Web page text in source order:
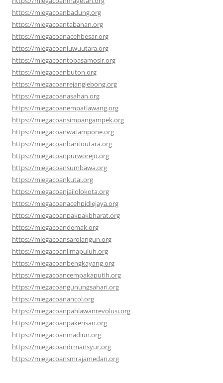
https://miegacoanbadung.org
https://miegacoantabanan.org
https://miegacoanacehbesar.org
https://miegacoanluwuutara.org
https://miegacoantobasamosir.org
https://miegacoanbuton.org
https://miegacoanrejanglebong.org
https://miegacoanasahan.org
https://miegacoanempatlawang.org
https://miegacoansimpangampek.org
https://miegacoanwatampone.org
https://miegacoanbaritoutara.org
https://miegacoanpurworejo.org
https://miegacoansumbawa.org
https://miegacoankutai.org
https://miegacoanjailolokota.org
https://miegacoanacehpidiejaya.org
https://miegacoanpakpakbharat.org
https://miegacoandemak.org
https://miegacoansarolangun.org
https://miegacoanlimapuluh.org
https://miegacoanbengkayang.org
https://miegacoancempakaputih.org
https://miegacoangunungsahari.org
https://miegacoanancol.org
https://miegacoanpahlawanrevolusi.org
https://miegacoanpakerisan.org
https://miegacoanmadiun.org
https://miegacoandrmansyur.org
https://miegacoansmrajamedan.org